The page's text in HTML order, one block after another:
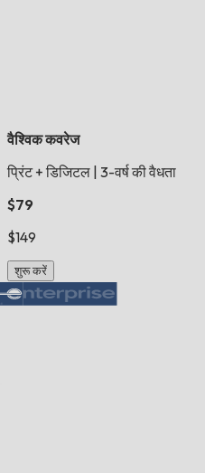
वैश्विक कवरेज
प्रिंट + डिजिटल 3-वर्ष की वैधता
$79
$149
शुरू करें